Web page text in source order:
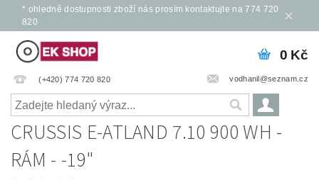
* ohledně dostupnosti zboží nás prosím kontaktujte na 774 720
820
(+420) 774 720 820 vodhanil@seznam.cz
0 Kč
CRUSSIS E-ATLAND 7.10 900 WH -
RÁM - -19"